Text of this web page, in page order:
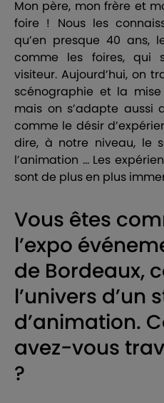
Mon père, mon frère et
foire ! Nous les
qu’en presque 40 ans,
comme les foires, qui
visiteur. Aujourd’hui, on
scénographie et la
mais on s’adapte aussi
comme le désir
dire, à notre niveau, le
l’animation … Les
sont de plus en plus
Vous êtes
l’expo
de Bordeaux,
l’univers d’un
d’animation.
avez-vous
?